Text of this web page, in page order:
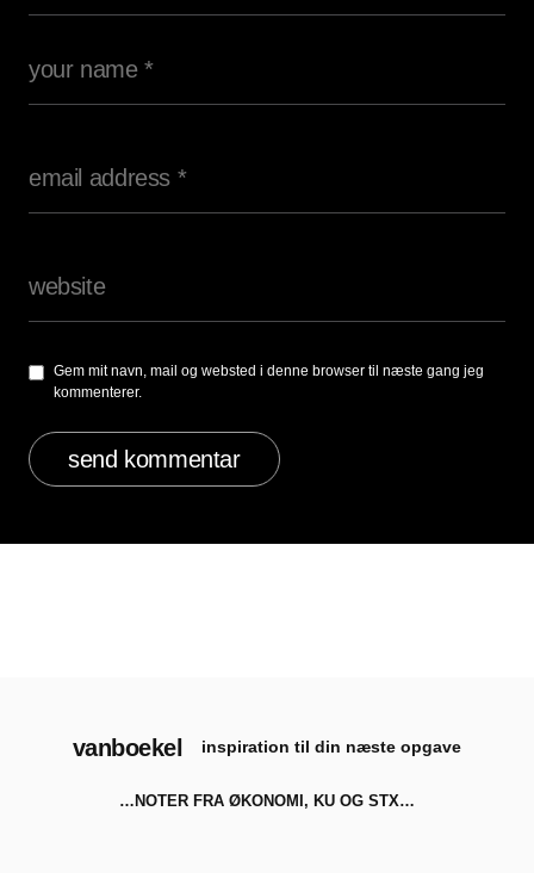
Gem mit navn, mail og websted i denne browser til næste gang jeg
kommenterer.
vanboekel inspiration til din næste opgave
…NOTER FRA ØKONOMI, KU OG STX…